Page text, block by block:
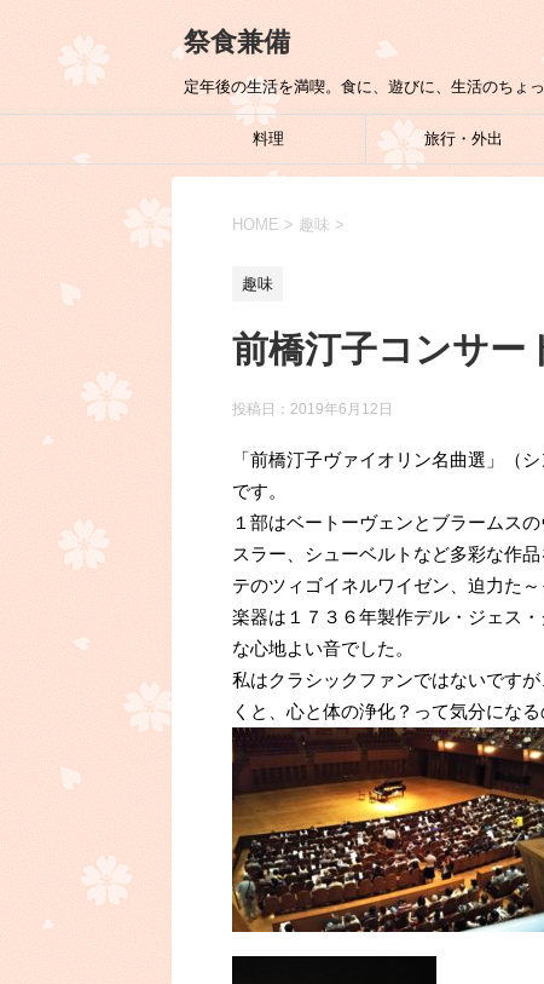
祭食兼備
定年後の生活を満喫。食に、遊びに、生活のちょ
料理 旅行・外出
HOME > 趣味 >
趣味
前橋汀子コンサー
投稿日： 2019年6月12日
「前橋汀子ヴァイオリン名曲選」（
です。
１部はベートーヴェンとブラームス
スラー、シューベルトなど多彩な作
テのツィゴイネルワイゼン、迫力た～
楽器は１７３６年製作デル・ジェス
な心地よい音でした。
私はクラシックファンではないです
くと、心と体の浄化？って気分にな